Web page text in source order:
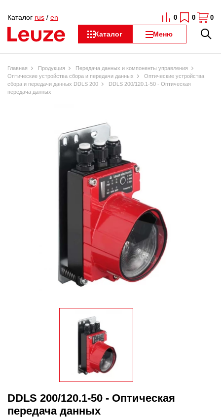
Каталог Меню
Каталог rus / en 0 0 0
Главная Продукция
Передача данных и компоненты управления
Оптические устройства сбора и передачи данных
Оптические устройства
сбора и передачи данных DDLS 200
DDLS 200/120.1-50 - Оптическая
передача данных
DDLS 200/120.1-50 - Оптическая
передача данных